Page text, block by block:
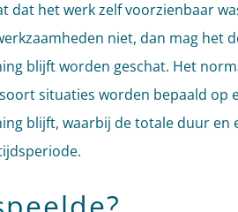
dat het werk zelf voorzienbaar
niet, dan mag het
blijft worden geschat. Het
situaties worden bepaald op
blijft, waarbij de totale duur en